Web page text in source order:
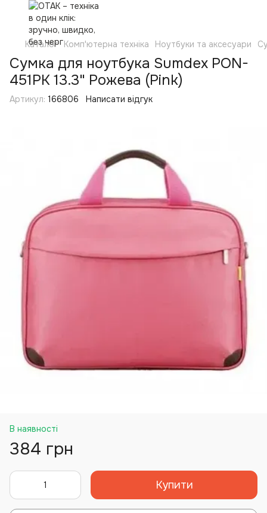
Каталог Комп'ютерна техніка Ноутбуки та аксесуари
Сумка для ноутбука Sumdex PON-
451PK 13.3" Рожева (Pink)
Артикул: 166806 Написати відгук
В наявності
384 грн
Купити